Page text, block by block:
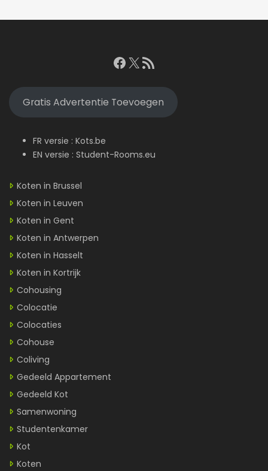
Facebook
X RSS feed
Gratis Advertentie Toevoegen
FR versie : Kots.be
EN versie : Student-Rooms.eu
Koten in Brussel
Koten in Leuven
Koten in Gent
Koten in Antwerpen
Koten in Hasselt
Koten in Kortrijk
Cohousing
Colocatie
Colocaties
Cohouse
Coliving
Gedeeld Appartement
Gedeeld Kot
Samenwoning
Studentenkamer
Kot
Koten